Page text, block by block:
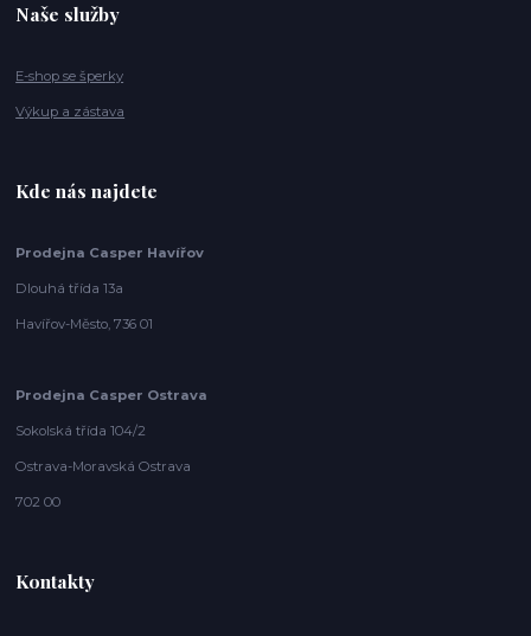
Naše služby
E-shop se šperky
Výkup a zástava
Kde nás najdete
Prodejna Casper Havířov
Dlouhá třída 13a
Havířov-Město, 736 01
Prodejna Casper Ostrava
Sokolská třída 104/2
Ostrava-Moravská Ostrava
702 00
Kontakty